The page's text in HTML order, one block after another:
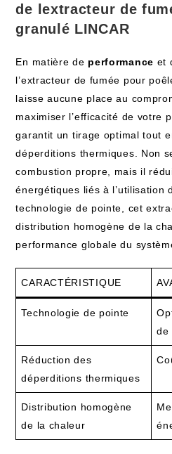
de lextracteur de
granulé LINCAR
En matière de performance et
l’extracteur de fumée pour
laisse aucune place au
maximiser l’efficacité de votre
garantit un tirage optimal tout
déperditions thermiques. Non
combustion propre, mais il
énergétiques liés à l’utilisation
technologie de pointe, cet
distribution homogène de la
performance globale du
CARACTÉRISTIQUE
Technologie de pointe
de
Réduction des
déperditions thermiques
Distribution homogène
de la chaleur